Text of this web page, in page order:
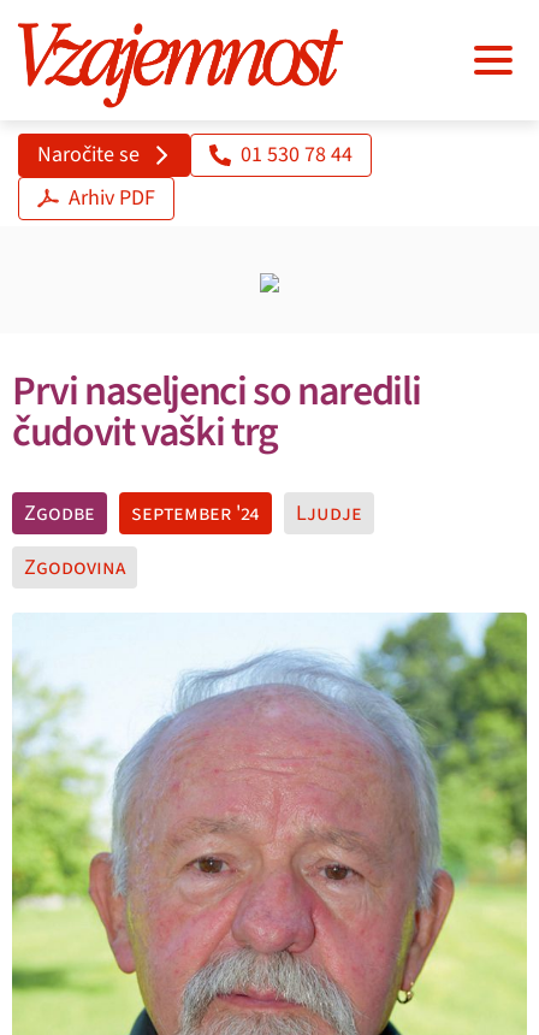
Naročite se
01 530 78 44
Arhiv PDF
Prvi naseljenci so naredili
čudovit vaški trg
Zgodbe september '24
Ljudje
Zgodovina